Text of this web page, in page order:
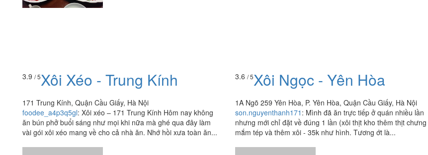
foodee_a4p3q5gl:Xôi xéo – 171 Trung Kính Hôm nay không
ăn bún phở buổi sáng như mọi khi nữa mà ghé qua đây làm
vài gói xôi xéo mang về cho cả nhà ăn. Nhớ hồi xưa toàn ăn...
son.nguyenthanh171:Mình đã ăn trực tiếp ở quán nhiều lần
nhưng mới chỉ đặt về đúng 1 lần (xôi thịt kho thêm thịt chưng
mắm tép và thêm xôi - 35k như hình. Tương ớt là...